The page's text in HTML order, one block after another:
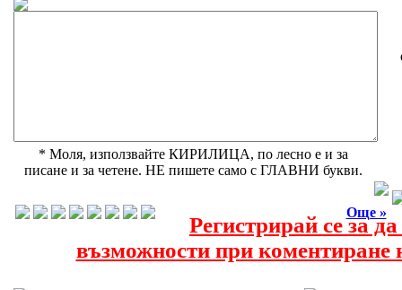
* Моля, използвайте КИРИЛИЦА, по лесно е и за
писане и за четене. НЕ пишете само с ГЛАВНИ букви.
Още »
Регистрирай се за
възможности при коментиране